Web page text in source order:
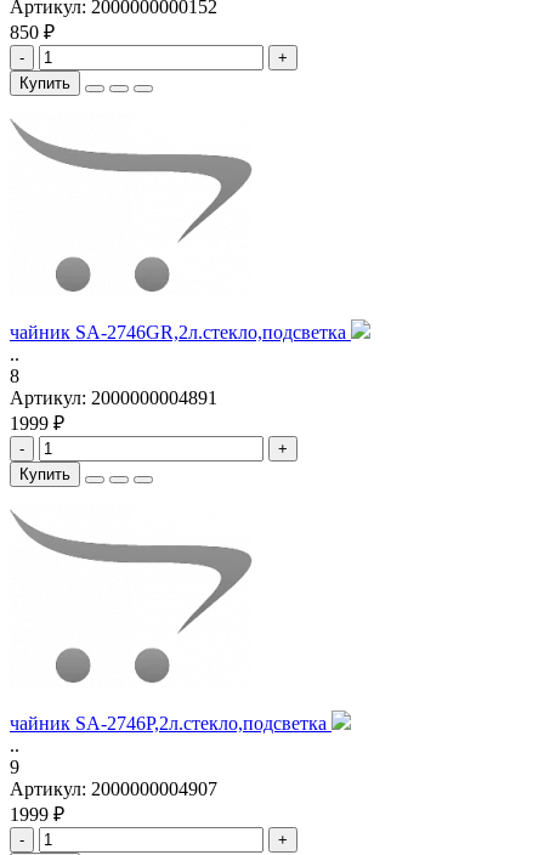
Артикул: 2000000000152
850 ₽
-
+
Купить
чайник SA-2746GR,2л.стекло,подсветка
..
8
Артикул: 2000000004891
1999 ₽
-
+
Купить
чайник SA-2746P,2л.стекло,подсветка
..
9
Артикул: 2000000004907
1999 ₽
-
+